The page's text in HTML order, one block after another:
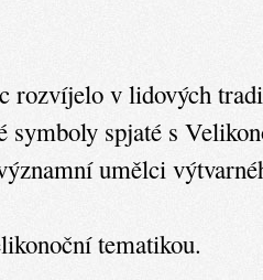
rozvíjelo v lidových
symboly spjaté s
umělci
tematikou.